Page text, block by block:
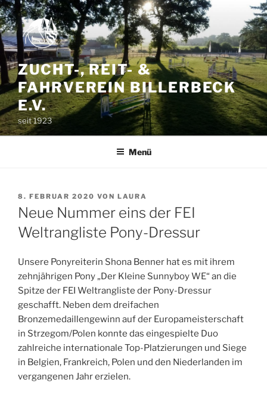
Zum
Inhalt
springen
ZUCHT-, REIT- &
FAHRVEREIN BILLERBECK
E.V.
seit 1923
Menü
VERÖFFENTLICHT
AM
8. FEBRUAR 2020 VON LAURA
Neue Nummer eins der FEI
Weltrangliste Pony-Dressur
Unsere Ponyreiterin Shona Benner hat es mit ihrem
zehnjährigen Pony „Der Kleine Sunnyboy WE“ an die
Spitze der FEI Weltrangliste der Pony-Dressur
geschafft. Neben dem dreifachen
Bronzemedaillengewinn auf der Europameisterschaft
in Strzegom/Polen konnte das eingespielte Duo
zahlreiche internationale Top-Platzierungen und Siege
in Belgien, Frankreich, Polen und den Niederlanden im
vergangenen Jahr erzielen.